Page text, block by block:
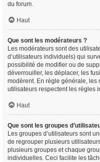
du forum.
Haut
Que sont les modérateurs ?
Les modérateurs sont des
d’utilisateurs individuels) qui
possibilité de modifier ou de
déverrouiller, les déplacer, les
modèrent. En règle générale, les
utilisateurs respectent les règles
Haut
Que sont les groupes
Les groupes d’utilisateurs sont
de regrouper plusieurs
plusieurs groupes et chaque
individuelles. Ceci facilite les